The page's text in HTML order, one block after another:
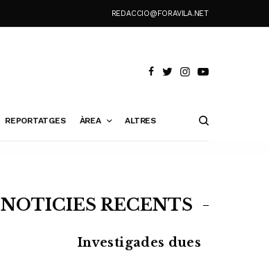
REDACCIO@FORAVILA.NET
REPORTATGES ÀREA ALTRES
NOTÍCIES RECENTS
Investigades dues